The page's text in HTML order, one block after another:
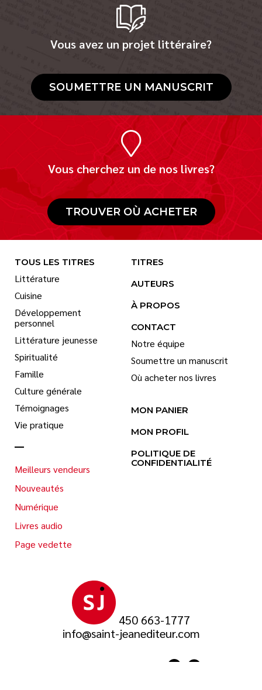
Vous avez un projet littéraire?
SOUMETTRE UN MANUSCRIT
Vous cherchez un de nos livres?
TROUVER OÙ ACHETER
450 663-1777
info@saint-jeanediteur.com
TOUS LES TITRES
Littérature
Cuisine
Développement
personnel
Littérature jeunesse
Spiritualité
Famille
Culture générale
Témoignages
Vie pratique
Meilleurs vendeurs
Nouveautés
Numérique
Livres audio
Page vedette
TITRES
AUTEURS
À PROPOS
CONTACT
Notre équipe
Soumettre un manuscrit
Où acheter nos livres
MON PANIER
MON PROFIL
POLITIQUE DE
CONFIDENTIALITÉ